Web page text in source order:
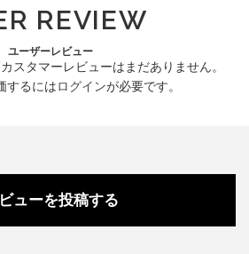
REVIEW
ユーザーレビュー
スタマーレビューはまだありません。
するにはログインが必要です。
ューを投稿する